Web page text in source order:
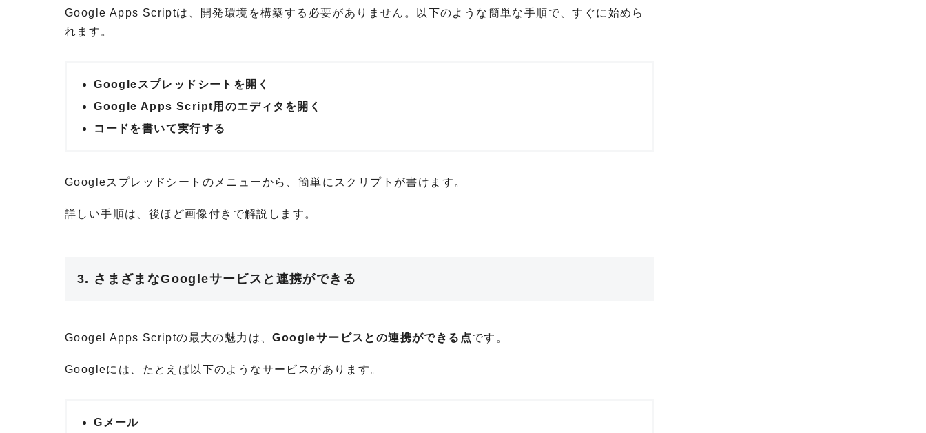
Google Apps Scriptは、開発環境を構築する必要がありません。以下のような簡単な手順で、すぐに始めら
れます。
Googleスプレッドシートを開く
Google Apps Script用のエディタを開く
コードを書いて実行する
Googleスプレッドシートのメニューから、簡単にスクリプトが書けます。
詳しい手順は、後ほど画像付きで解説します。
3. さまざまなGoogleサービスと連携ができる
Googel Apps Scriptの最大の魅力は、Googleサービスとの連携ができる点です。
Googleには、たとえば以下のようなサービスがあります。
Gメール